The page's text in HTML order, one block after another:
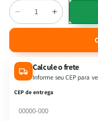
Quantidade
Diminuir
a
Kit
5
Devocionais
Devocional
Fortalecendo
Aumentar
a
quantidade
Kit
5
Calcule o frete
Informe seu CEP para
CEP de entrega